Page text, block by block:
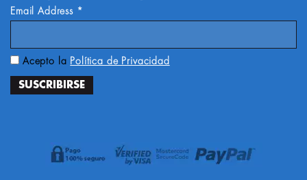
Email Address *
Acepto la Política de Privacidad